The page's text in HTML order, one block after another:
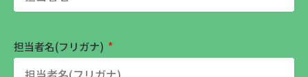
担当者名(フリガナ)